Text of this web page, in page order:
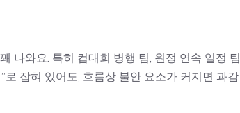
나와요. 특히 컵대회 병행 팀, 원정 연속 일정 팀
잡혀 있어도, 흐름상 불안 요소가 커지면 과감